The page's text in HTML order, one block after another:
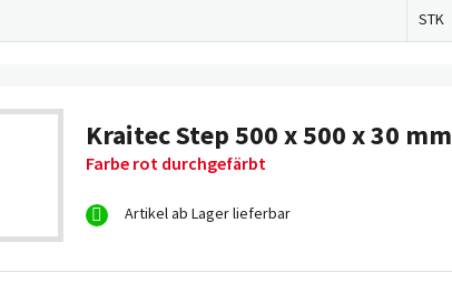
STK
Kraitec Step 500 x 500 x 30 mm
Farbe rot durchgefärbt
Artikel ab Lager lieferbar